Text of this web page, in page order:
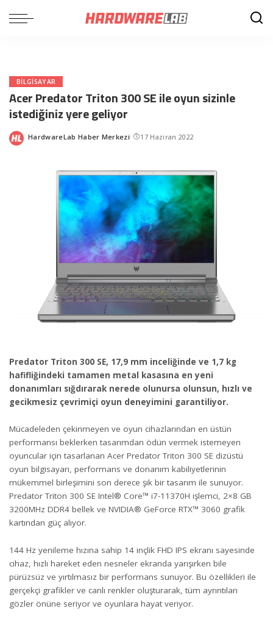
BILGISAYAR
Acer Predator Triton 300 SE ile oyun sizinle
istediğiniz yere geliyor
Posted
HardwareLab Haber Merkezi 17 Haziran 2022
Predator Triton 300 SE, 17,9 mm inceliğinde ve 1,7 kg
hafifliğindeki tamamen metal kasasına en yeni
donanımları sığdırarak nerede olunursa olunsun, hızlı ve
gecikmesiz çevrimiçi oyun deneyimini garantiliyor.
Mücadeleden çekinmeyen ve oyun cihazlarından en üstün
performansı beklerken tasarımdan ödün vermek istemeyen
oyuncular için tasarlanan Acer Predator Triton 300 SE dizüstü
oyun bilgisayarı, performans ve donanım kabiliyetlerinin
mükemmel birleşimini son derece şık bir tasarım ile sunuyor.
Predator Triton 300 SE Intel® Core™ i7-11370H işlemci, 2×8 GB
3200MHz DDR4 bellek ve NVIDIA® GeForce RTX™ 3060 grafik
kartından güç alıyor.
144 Hz yenileme hızına sahip 14 inçlik FHD IPS ekranı sayesinde
cihaz, hızlı hareket eden nesneler ekranda yarışırken bile
pürüzsüz ve yırtılmasız bir performans sunuyor. Bu özellikleri ile
gerçekçi grafikler ve canlı renkler oluşturarak, tüm ayrıntıları
gözler önüne seriyor ve oyunlara hayat veriyor.